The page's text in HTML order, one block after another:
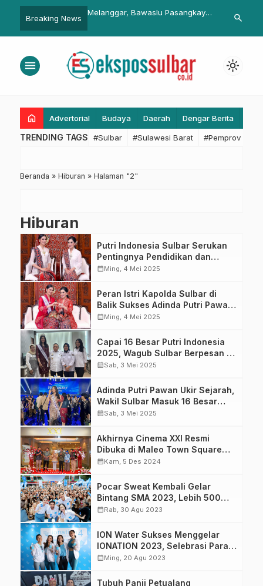
Breaking News
Bupati Turun Langsung Bersihkan
Kunjungi
search
menu light_mode
home Advertorial Budaya Daerah Dengar Berita
TRENDING TAGS #Sulbar #Sulawesi Barat #Pemprov
Beranda » Hiburan » Halaman "2"
Hiburan
Putri Indonesia Sulbar Serukan
Pentingnya Pendidikan dan
Budaya Berkelanjutan di
calendar_monthMing, 4 Mei 2025
Peran Istri Kapolda Sulbar di
Balik Sukses Adinda Putri Pawan
Tembus 16 Besar Puteri
calendar_monthMing, 4 Mei 2025
Capai 16 Besar Putri Indonesia
2025, Wagub Sulbar Berpesan ke
Adinda Perkenalkan Kearifan
calendar_monthSab, 3 Mei 2025
Adinda Putri Pawan Ukir Sejarah,
Wakil Sulbar Masuk 16 Besar
Putri Indonesia
calendar_monthSab, 3 Mei 2025
Akhirnya Cinema XXI Resmi
Dibuka di Maleo Town Square
Mamuju
calendar_monthKam, 5 Des 2024
Pocar Sweat Kembali Gelar
Bintang SMA 2023, Lebih 500
Sekolah Unjuk Bakat
calendar_monthRab, 30 Agu 2023
ION Water Sukses Menggelar
IONATION 2023, Selebrasi Para
Pecinta Workout
calendar_monthMing, 20 Agu 2023
Tubuh Panji Petualang